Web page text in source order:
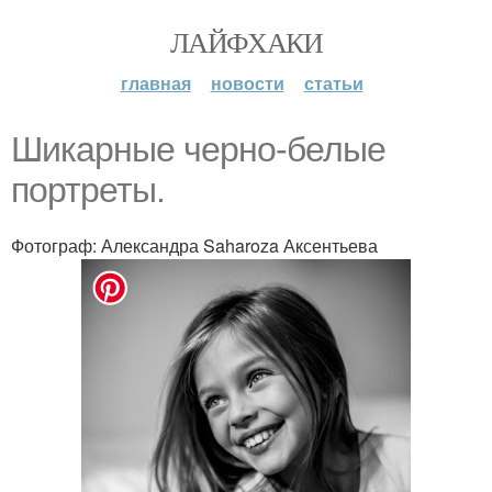
ЛАЙФХАКИ
главная новости статьи
Шикарные черно-белые
портреты.
Фотограф: Александра Saharoza Аксентьева